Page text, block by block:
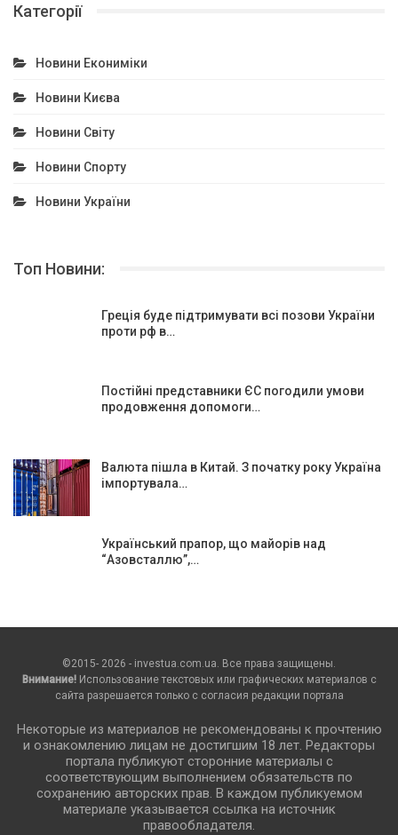
Категорії
Новини Екониміки
Новини Києва
Новини Світу
Новини Спорту
Новини України
Топ Новини:
Греція буде підтримувати всі позови України
проти рф в…
Постійні представники ЄС погодили умови
продовження допомоги…
Валюта пішла в Китай. З початку року Україна
імпортувала…
Український прапор, що майорів над
“Азовсталлю”,…
©2015- 2026 - investua.com.ua. Все права защищены.
Внимание!Использование текстовых или графических материалов с
сайта разрешается только c согласия редакции портала
Некоторые из материалов не рекомендованы к прочтению
и ознакомлению лицам не достигшим 18 лет. Редакторы
портала публикуют сторонние материалы с
соответствующим выполнением обязательств по
сохранению авторских прав. В каждом публикуемом
материале указывается ссылка на источник
правообладателя.